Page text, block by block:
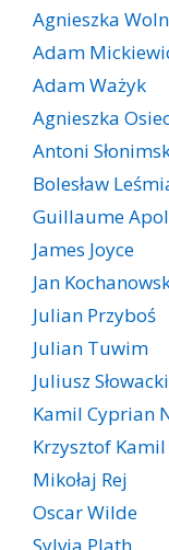
Agnieszka
Adam
Adam Ważyk
Agnieszka
Antoni
Bolesław
Guillaume
James Joyce
Jan
Julian Przyboś
Julian Tuwim
Juliusz Słowacki
Kamil Cyprian
Krzysztof
Mikołaj Rej
Oscar Wilde
Sylvia Plath